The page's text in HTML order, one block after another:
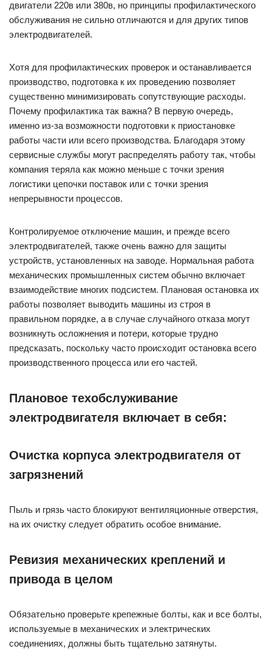
двигатели 220в или 380в, но принципы профилактического
обслуживания не сильно отличаются и для других типов
электродвигателей.
Хотя для профилактических проверок и останавливается
производство, подготовка к их проведению позволяет
существенно минимизировать сопутствующие расходы.
Почему профилактика так важна? В первую очередь,
именно из-за возможности подготовки к приостановке
работы части или всего производства. Благодаря этому
сервисные службы могут распределять работу так, чтобы
компания теряла как можно меньше с точки зрения
логистики цепочки поставок или с точки зрения
непрерывности процессов.
Контролируемое отключение машин, и прежде всего
электродвигателей, также очень важно для защиты
устройств, установленных на заводе. Нормальная работа
механических промышленных систем обычно включает
взаимодействие многих подсистем. Плановая остановка их
работы позволяет выводить машины из строя в
правильном порядке, а в случае случайного отказа могут
возникнуть осложнения и потери, которые трудно
предсказать, поскольку часто происходит остановка всего
производственного процесса или его частей.
Плановое техобслуживание
электродвигателя включает в себя:
Очистка корпуса электродвигателя от
загрязнений
Пыль и грязь часто блокируют вентиляционные отверстия,
на их очистку следует обратить особое внимание.
Ревизия механических креплений и
привода в целом
Обязательно проверьте крепежные болты, как и все болты,
используемые в механических и электрических
соединениях, должны быть тщательно затянуты.